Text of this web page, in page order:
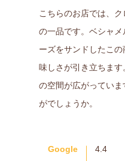
こちらのお店では、
の一品です。ベシャ
ーズをサンドしたこ
味しさが引き立ちま
の空間が広がってい
がでしょうか。
Google
4.4